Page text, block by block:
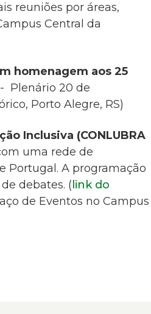
reuniões por áreas,
Central da
homenagem aos 25
- Plenário 20 de
Porto Alegre, RS)
Inclusiva (CONLUBRA
uma rede de
Portugal. A programação
debates. ( link do
de Eventos no Campus